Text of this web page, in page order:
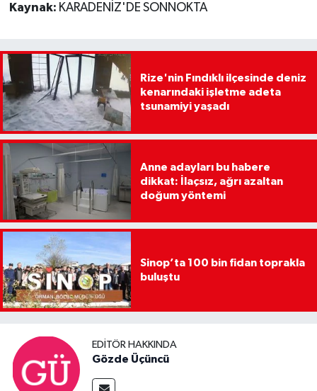
Kaynak: KARADENİZ'DE SONNOKTA
Rize'nin Fındıklı ilçesinde deniz
kenarındaki işletme adeta
tsunamiyi yaşadı
Anne adayları bu habere
dikkat: İlaçsız, ağrı azaltan
doğum yöntemi
Sinop’ta 100 bin fidan toprakla
buluştu
EDITÖR HAKKINDA
Gözde Üçüncü